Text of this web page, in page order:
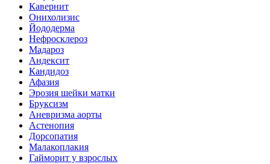
Кавернит
Онихолизис
Йододерма
Нефросклероз
Мадароз
Андексит
Кандидоз
Афазия
Эрозия шейки матки
Бруксизм
Аневризма аорты
Астенопия
Дорсопатия
Малакоплакия
Гайморит у взрослых